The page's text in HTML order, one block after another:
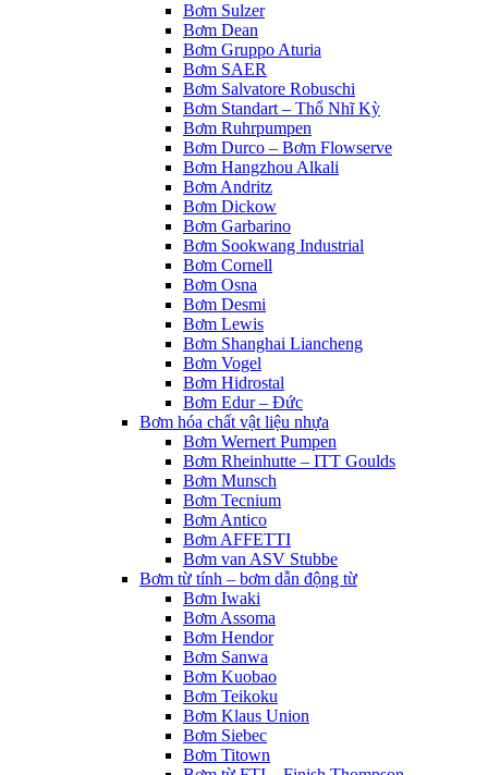
Bơm Sulzer
Bơm Dean
Bơm Gruppo Aturia
Bơm SAER
Bơm Salvatore Robuschi
Bơm Standart – Thổ Nhĩ Kỳ
Bơm Ruhrpumpen
Bơm Durco – Bơm Flowserve
Bơm Hangzhou Alkali
Bơm Andritz
Bơm Dickow
Bơm Garbarino
Bơm Sookwang Industrial
Bơm Cornell
Bơm Osna
Bơm Desmi
Bơm Lewis
Bơm Shanghai Liancheng
Bơm Vogel
Bơm Hidrostal
Bơm Edur – Đức
Bơm hóa chất vật liệu nhựa
Bơm Wernert Pumpen
Bơm Rheinhutte – ITT Goulds
Bơm Munsch
Bơm Tecnium
Bơm Antico
Bơm AFFETTI
Bơm van ASV Stubbe
Bơm từ tính – bơm dẫn động từ
Bơm Iwaki
Bơm Assoma
Bơm Hendor
Bơm Sanwa
Bơm Kuobao
Bơm Teikoku
Bơm Klaus Union
Bơm Siebec
Bơm Titown